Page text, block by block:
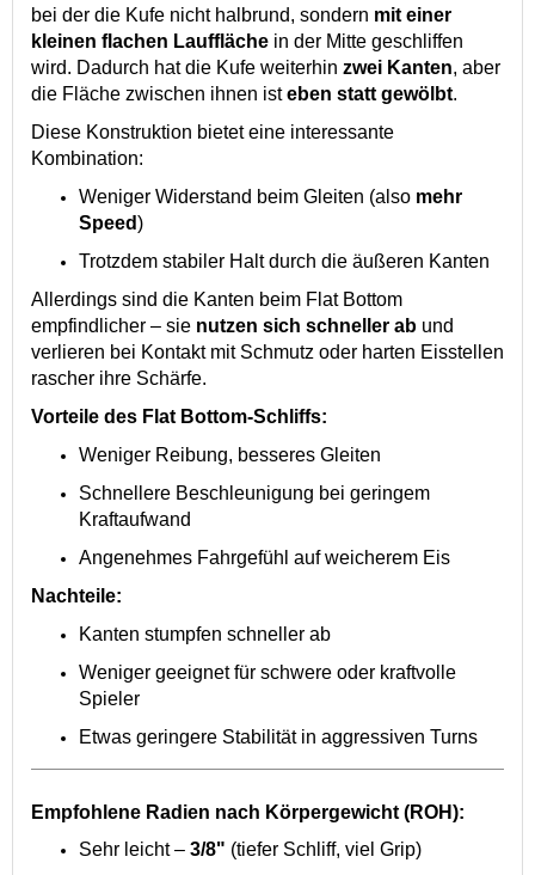
bei der die Kufe nicht halbrund, sondern mit einer
kleinen flachen Lauffläche in der Mitte geschliffen
wird. Dadurch hat die Kufe weiterhin zwei Kanten, aber
die Fläche zwischen ihnen isteben statt gewölbt.
Diese Konstruktion bietet eine interessante
Kombination:
Weniger Widerstand beim Gleiten (also mehr
Speed)
Trotzdem stabiler Halt durch die äußeren Kanten
Allerdings sind die Kanten beim Flat Bottom
empfindlicher – sie nutzen sich schneller ab und
verlieren bei Kontakt mit Schmutz oder harten Eisstellen
rascher ihre Schärfe.
Vorteile des Flat Bottom-Schliffs:
Weniger Reibung, besseres Gleiten
Schnellere Beschleunigung bei geringem
Kraftaufwand
Angenehmes Fahrgefühl auf weicherem Eis
Nachteile:
Kanten stumpfen schneller ab
Weniger geeignet für schwere oder kraftvolle
Spieler
Etwas geringere Stabilität in aggressiven Turns
Empfohlene Radien nach Körpergewicht (ROH):
Sehr leicht – 3/8" (tiefer Schliff, viel Grip)